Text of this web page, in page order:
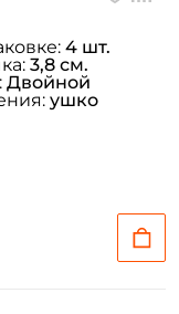
4 шт.
3,8 см.
Двойной
ушко